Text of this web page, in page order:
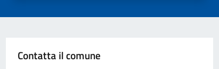
Contatta il comune